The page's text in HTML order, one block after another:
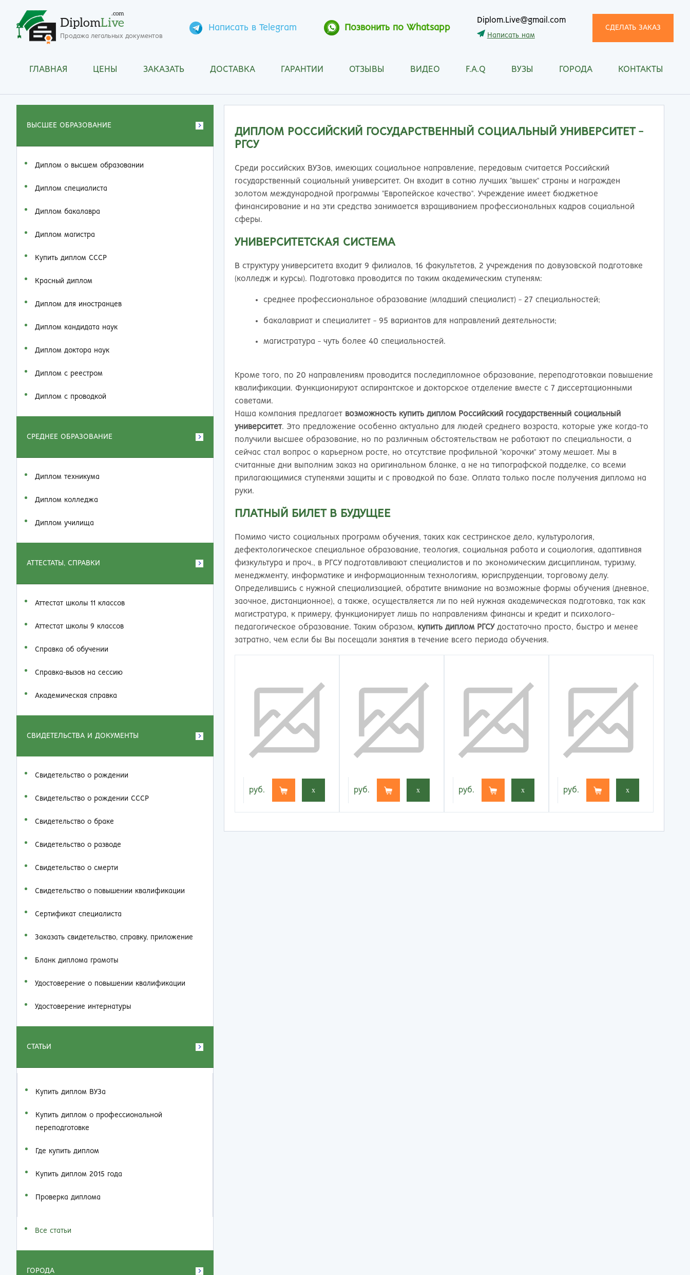
DiplomLive
.com
Продажа легальных документов
Написать в Telegram Позвонить по Whatsapp
Diplom.Live@gmail.com
Написать нам
СДЕЛАТЬ ЗАКАЗ
ГЛАВНАЯ ЦЕНЫ ЗАКАЗАТЬ ДОСТАВКА ГАРАНТИИ ОТЗЫВЫ ВИДЕО F.A.Q ВУЗЫ ГОРОДА
Архангельск
Белгород
Бийск
Благовещенск
Братск
Владивосток
Владимир
Волгоград
Воронеж
Екатеринбург
Ижевск
Иркутск
Казань
Калининград
Калуга
Кемерово
Киров
Курган
Магнитогорск
Махачкала
Москва
Мурманск
Нижневартовск
Нижний Новгород
Нижний Тагил
Новороссийск
Омск
Оренбург
Орск
Пермь
Петрозаводск
Петропавловск Камчатский
Пятигорск
Ростов-на-Дону
Саранск
Сочи
Ставрополь
Стерлитамак
Сургут
Тольятти
Химки
Чебоксары
Череповец
Чита
Якутск
Ярославль
КОНТАКТЫ
ВЫСШЕЕ ОБРАЗОВАНИЕ
Диплом о высшем образовании
Диплом специалиста
Диплом бакалавра
Диплом магистра
Купить диплом СССР
Красный диплом
Диплом для иностранцев
Диплом кандидата наук
Диплом доктора наук
Диплом с реестром
Диплом с проводкой
СРЕДНЕЕ ОБРАЗОВАНИЕ
Диплом техникума
Диплом колледжа
Диплом училища
АТТЕСТАТЫ, СПРАВКИ
Аттестат школы 11 классов
Аттестат школы 9 классов
Справка об обучении
Справка-вызов на сессию
Академическая справка
СВИДЕТЕЛЬСТВА И ДОКУМЕНТЫ
Свидетельство о рождении
Свидетельство о рождении СССР
Свидетельство о браке
Свидетельство о разводе
Свидетельство о смерти
Свидетельство о повышении квалификации
Сертификат специалиста
Заказать cвидетельство, справку, приложение
Бланк диплома грамоты
Удостоверение о повышении квалификации
Удостоверение интернатуры
СТАТЬИ
Купить диплом ВУЗа
Купить диплом о профессиональной
переподготовке
Где купить диплом
Купить диплом 2015 года
Проверка диплома
Все статьи
ГОРОДА
ДИПЛОМ РОССИЙСКИЙ ГОСУДАРСТВЕННЫЙ СОЦИАЛЬНЫЙ УНИВЕРСИТЕТ -
РГСУ
Среди российских ВУЗов, имеющих социальное направление, передовым считается Российский
государственный социальный университет. Он входит в сотню лучших "вышек" страны и награжден
золотом международной программы "Европейское качество". Учреждение имеет бюджетное
финансирование и на эти средства занимается взращиванием профессиональных кадров социальной
сферы.
УНИВЕРСИТЕТСКАЯ СИСТЕМА
В структуру университета входит 9 филиалов, 16 факультетов, 2 учреждения по довузовской подготовке
(колледж и курсы). Подготовка проводится по таким академическим ступеням:
среднее профессиональное образование (младший специалист) - 27 специальностей;
бакалавриат и специалитет - 95 вариантов для направлений деятельности;
магистратура - чуть более 40 специальностей.
Кроме того, по 20 направлениям проводится последипломное образование, переподготовкаи повышение
квалификации. Функционируют аспирантское и докторское отделение вместе с 7 диссертационными
советами.
Наша компания предлагает возможность купить диплом Российский государственный социальный
университет. Это предложение особенно актуально для людей среднего возраста, которые уже когда-то
получили высшее образование, но по различным обстоятельствам не работают по специальности, а
сейчас стал вопрос о карьерном росте, но отсутствие профильной "корочки" этому мешает. Мы в
считанные дни выполним заказ на оригинальном бланке, а не на типографской подделке, со всеми
прилагающимися ступенями защиты и с проводкой по базе. Оплата только после получения диплома на
руки.
ПЛАТНЫЙ БИЛЕТ В БУДУЩЕЕ
Помимо чисто социальных программ обучения, таких как сестринское дело, культурология,
дефектологическое специальное образование, теология, социальная работа и социология, адаптивная
физкультура и проч., в РГСУ подготавливают специалистов и по экономическим дисциплинам, туризму,
менеджменту, информатике и информационным технологиям, юриспруденции, торговому делу.
Определившись с нужной специализацией, обратите внимание на возможные формы обучения (дневное,
заочное, дистанционное), а также, осуществляется ли по ней нужная академическая подготовка, так как
магистратура, к примеру, функционирует лишь по направлениям финансы и кредит и психолого-
педагогическое образование. Таким образом, купить диплом РГСУ достаточно просто, быстро и менее
затратно, чем если бы Вы посещали занятия в течение всего периода обучения.
руб. x руб. x руб. x руб. x